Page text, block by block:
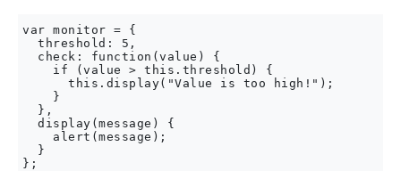
var monitor = {
  threshold: 5,
  check: function(value) {
    if (value > this.threshold) {
      this.display("Value is too high!");
    }
  },
  display(message) {
    alert(message);
  }
};